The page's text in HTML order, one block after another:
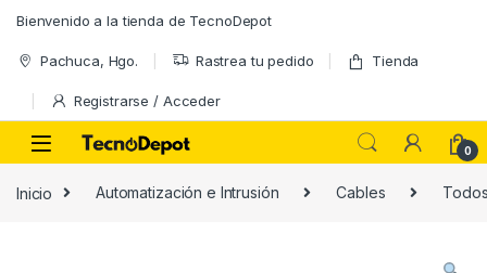
Bienvenido a la tienda de TecnoDepot
Pachuca, Hgo. Rastrea tu pedido Tienda
Registrarse / Acceder
0
Inicio Automatización e Intrusión Cables